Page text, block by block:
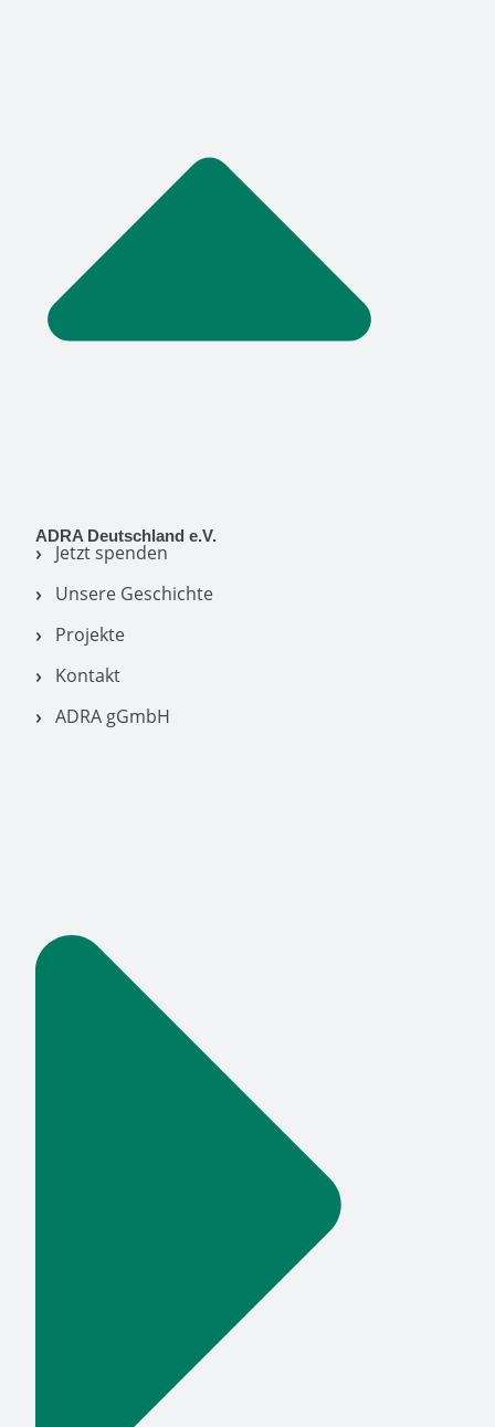
ADRA Deutschland e.V.
Jetzt spenden
Unsere Geschichte
Projekte
Kontakt
ADRA gGmbH